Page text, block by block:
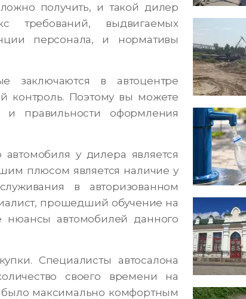
получить, и такой дилер
требований, выдвигаемых
персонала, и нормативы
заключаются в автоцентре
контроль. Поэтому вы можете
и правильности оформления
у дилера является
плюсом является наличие у
в авторизованном
прошедший обучение на
нюансы автомобилей данного
Специалисты автосалона
своего времени на
максимально комфортным